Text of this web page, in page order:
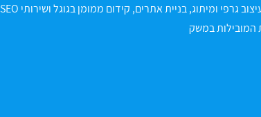
החל מעיצוב גרפי ומיתוג, בניית אתרים, קידום ממומן בגוגל ושירותי SEO
המובילות במשק